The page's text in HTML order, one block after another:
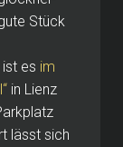
Stück
es im
in Lienz
lässt sich